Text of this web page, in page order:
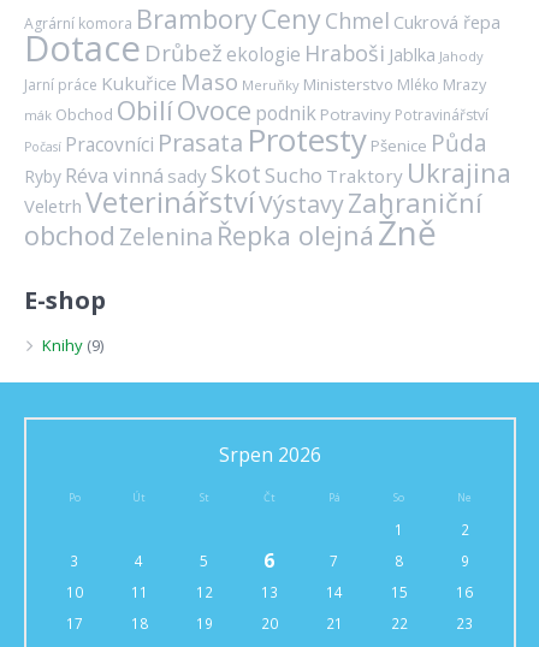
Agrární komora BramboryCenyChmel Cukrová řepa
Dotace Drůbež ekologie Hraboši Jablka Jahody
Jarní práce Kukuřice Maso Meruňky Ministerstvo Mléko Mrazy
mák Obchod ObilíOvoce podnik Potraviny Potravinářství
Počasí Pracovníci Prasata Protesty Pšenice Půda
Ryby Réva vinná sady Skot Sucho Traktory Ukrajina
Veletrh VeterinářstvíVýstavyZahraniční
obchod Zelenina Řepka olejná Žně
E-shop
Knihy (9)
Srpen 2026
Po Út St Čt Pá So Ne
1
2
3
4 5 6 7 8
9
10
11 12 13 14 15
16
17
18 19 20 21 22
23